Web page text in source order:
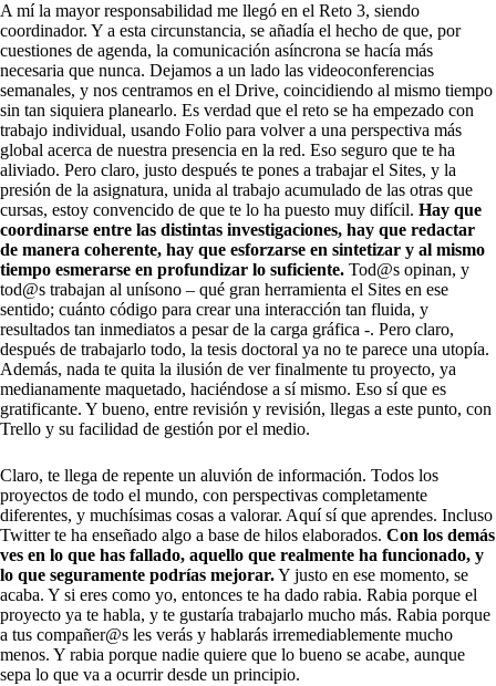
A mí la mayor responsabilidad me llegó en el Reto 3, siendo
coordinador. Y a esta circunstancia, se añadía el hecho de que, por
cuestiones de agenda, la comunicación asíncrona se hacía más
necesaria que nunca. Dejamos a un lado las videoconferencias
semanales, y nos centramos en el Drive, coincidiendo al mismo tiempo
sin tan siquiera planearlo. Es verdad que el reto se ha empezado con
trabajo individual, usando Folio para volver a una perspectiva más
global acerca de nuestra presencia en la red. Eso seguro que te ha
aliviado. Pero claro, justo después te pones a trabajar el Sites, y la
presión de la asignatura, unida al trabajo acumulado de las otras que
cursas, estoy convencido de que te lo ha puesto muy difícil. Hay que
coordinarse entre las distintas investigaciones, hay que redactar
de manera coherente, hay que esforzarse en sintetizar y al mismo
tiempo esmerarse en profundizar lo suficiente. Tod@s opinan, y
tod@s trabajan al unísono – qué gran herramienta el Sites en ese
sentido; cuánto código para crear una interacción tan fluida, y
resultados tan inmediatos a pesar de la carga gráfica -. Pero claro,
después de trabajarlo todo, la tesis doctoral ya no te parece una utopía.
Además, nada te quita la ilusión de ver finalmente tu proyecto, ya
medianamente maquetado, haciéndose a sí mismo. Eso sí que es
gratificante. Y bueno, entre revisión y revisión, llegas a este punto, con
Trello y su facilidad de gestión por el medio.
Claro, te llega de repente un aluvión de información. Todos los
proyectos de todo el mundo, con perspectivas completamente
diferentes, y muchísimas cosas a valorar. Aquí sí que aprendes. Incluso
Twitter te ha enseñado algo a base de hilos elaborados. Con los demás
ves en lo que has fallado, aquello que realmente ha funcionado, y
lo que seguramente podrías mejorar.Y justo en ese momento, se
acaba. Y si eres como yo, entonces te ha dado rabia. Rabia porque el
proyecto ya te habla, y te gustaría trabajarlo mucho más. Rabia porque
a tus compañer@s les verás y hablarás irremediablemente mucho
menos. Y rabia porque nadie quiere que lo bueno se acabe, aunque
sepa lo que va a ocurrir desde un principio.